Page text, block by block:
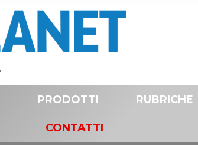
PRODOTTI RUBRICHE
CONTATTI